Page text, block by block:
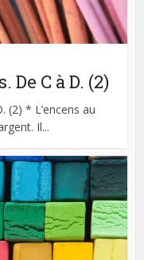
C à D. (2)
(2) * L’encens au
Il...